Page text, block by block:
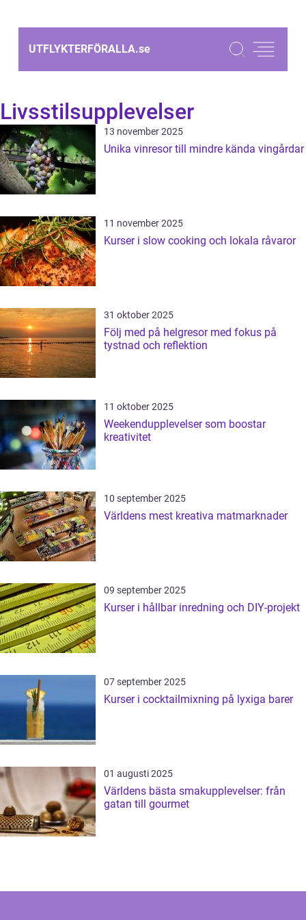
UTFLYKTERFÖRALLA.se
Livsstilsupplevelser
13 november 2025
Unika vinresor till mindre kända vingårdar
11 november 2025
Kurser i slow cooking och lokala råvaror
31 oktober 2025
Följ med på helgresor med fokus på
tystnad och reflektion
11 oktober 2025
Weekendupplevelser som boostar
kreativitet
10 september 2025
Världens mest kreativa matmarknader
09 september 2025
Kurser i hållbar inredning och DIY-projekt
07 september 2025
Kurser i cocktailmixning på lyxiga barer
01 augusti 2025
Världens bästa smakupplevelser: från
gatan till gourmet